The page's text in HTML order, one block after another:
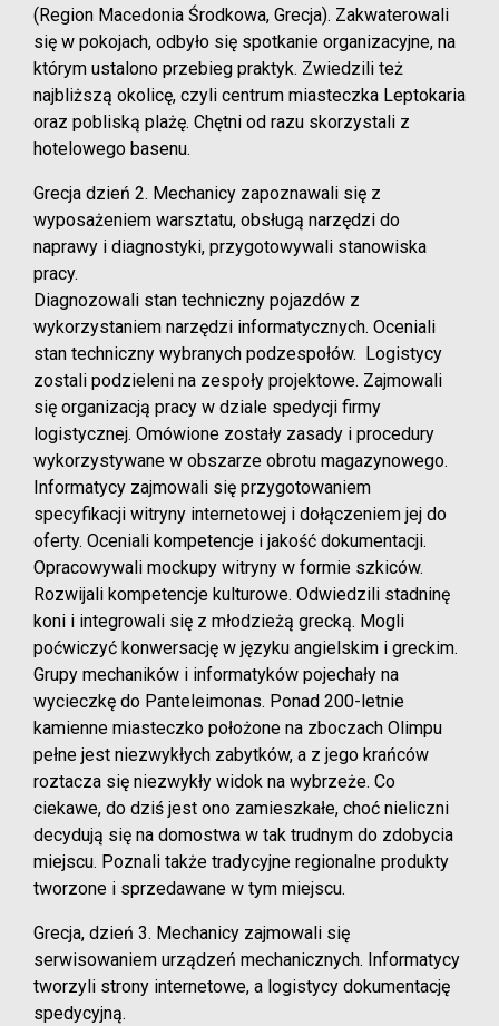
(Region Macedonia Środkowa, Grecja). Zakwaterowali
się w pokojach, odbyło się spotkanie organizacyjne, na
którym ustalono przebieg praktyk. Zwiedzili też
najbliższą okolicę, czyli centrum miasteczka Leptokaria
oraz pobliską plażę. Chętni od razu skorzystali z
hotelowego basenu.
Grecja dzień 2. Mechanicy zapoznawali się z
wyposażeniem warsztatu, obsługą narzędzi do
naprawy i diagnostyki, przygotowywali stanowiska
pracy.
Diagnozowali stan techniczny pojazdów z
wykorzystaniem narzędzi informatycznych. Oceniali
stan techniczny wybranych podzespołów. Logistycy
zostali podzieleni na zespoły projektowe. Zajmowali
się organizacją pracy w dziale spedycji firmy
logistycznej. Omówione zostały zasady i procedury
wykorzystywane w obszarze obrotu magazynowego.
Informatycy zajmowali się przygotowaniem
specyfikacji witryny internetowej i dołączeniem jej do
oferty. Oceniali kompetencje i jakość dokumentacji.
Opracowywali mockupy witryny w formie szkiców.
Rozwijali kompetencje kulturowe. Odwiedzili stadninę
koni i integrowali się z młodzieżą grecką. Mogli
poćwiczyć konwersację w języku angielskim i greckim.
Grupy mechaników i informatyków pojechały na
wycieczkę do Panteleimonas. Ponad 200-letnie
kamienne miasteczko położone na zboczach Olimpu
pełne jest niezwykłych zabytków, a z jego krańców
roztacza się niezwykły widok na wybrzeże. Co
ciekawe, do dziś jest ono zamieszkałe, choć nieliczni
decydują się na domostwa w tak trudnym do zdobycia
miejscu. Poznali także tradycyjne regionalne produkty
tworzone i sprzedawane w tym miejscu.
Grecja, dzień 3. Mechanicy zajmowali się
serwisowaniem urządzeń mechanicznych. Informatycy
tworzyli strony internetowe, a logistycy dokumentację
spedycyjną.